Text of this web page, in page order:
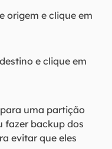
origem e clique em
e clique em
uma partição
fazer backup dos
evitar que eles